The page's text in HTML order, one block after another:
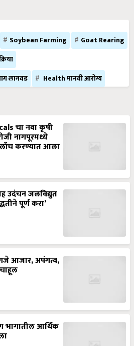
Soybean Farming
Goat Rearing
लागवड
Health मानवी आरोग्य
चा नवा कृषी
नागपूरमध्ये
लाँच करण्यात आला
उदंचन जलविद्युत
पूर्ण करा’
आजार, अपंगत्व,
भागातील आर्थिक